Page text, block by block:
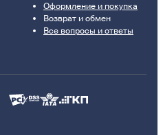
Оформление и покупка
Возврат и обмен
Все вопросы и ответы